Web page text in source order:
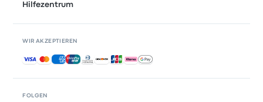
FOLGEN
Hilfezentrum
WIR AKZEPTIEREN
Akzeptierte Zahlungsmethoden